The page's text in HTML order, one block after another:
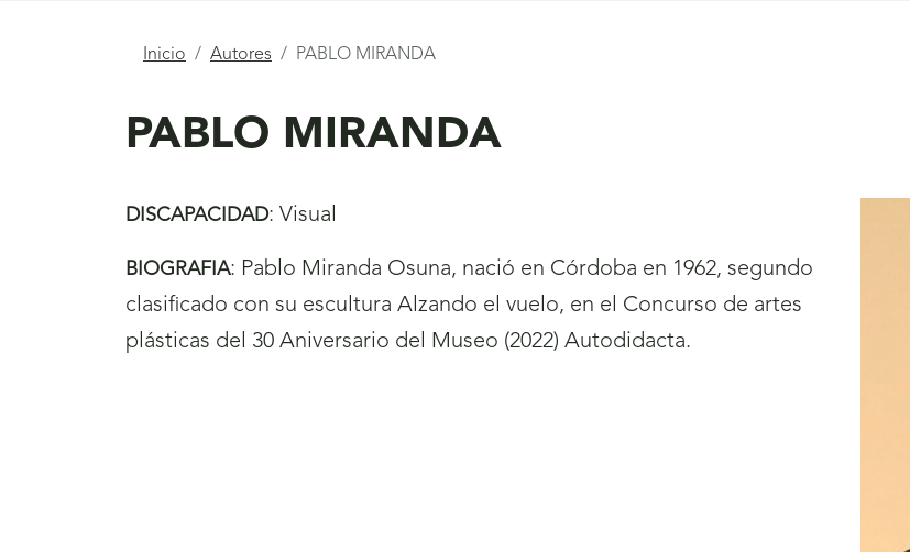
Está
Inicio Autores PABLO MIRANDA
PABLO MIRANDA
DISCAPACIDAD: Visual
BIOGRAFIA: Pablo Miranda Osuna, nació en Córdoba en 1962, segundo
clasificado con su escultura Alzando el vuelo, en el Concurso de artes
plásticas del 30 Aniversario del Museo (2022) Autodidacta.